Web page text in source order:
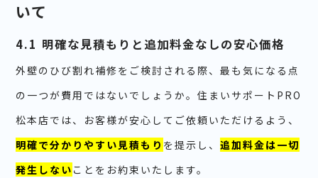
いて
4.1 明確な見積もりと追加料金なしの安心価格
外壁のひび割れ補修をご検討される際、最も気になる点
の一つが費用ではないでしょうか。住まいサポートPRO
松本店では、お客様が安心してご依頼いただけるよう、
明確で分かりやすい見積もり を提示し、追加料金は一切
発生しない ことをお約束いたします。